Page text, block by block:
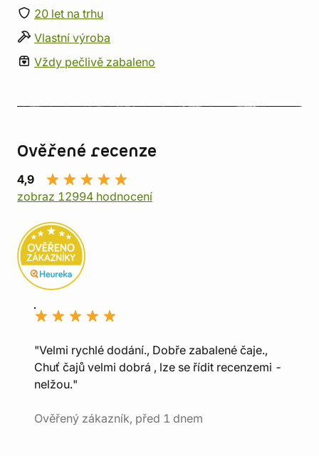
20 let na trhu
Vlastní výroba
Vždy pečlivě zabaleno
Ověřené recenze
4,9
zobraz 12994 hodnocení
"Velmi rychlé dodání., Dobře zabalené čaje.,
Chuť čajů velmi dobrá , lze se řídit recenzemi -
nelžou."
Ověřený zákazník, před 1 dnem